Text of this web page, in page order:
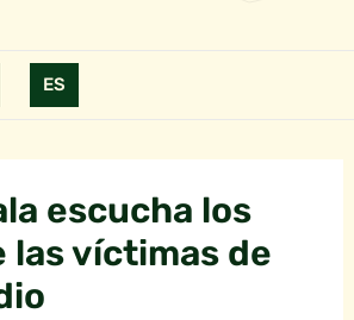
ES
escucha los
las víctimas de